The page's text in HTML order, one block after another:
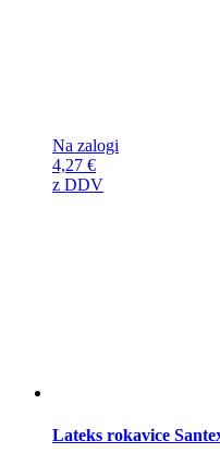
Na zalogi
4,27 €
z DDV
Lateks rokavice